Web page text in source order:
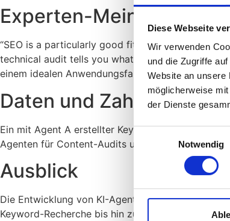
Diese Webseite
Wir verwenden
und die Zugriffe
Website an unsere
möglicherweise
der Dienste
Notwendig
Experten-Meinung
“SEO is a particularly good fit for AI agents
technical audit tells you what to fix before you
einem idealen Anwendungsfall für KI-Agenten,
Daten und Zahlen
Ein mit Agent A erstellter Keyword-Recherche-
Agenten für Content-Audits und -Optimierung
Ausblick
Die Entwicklung von KI-Agenten für SEO steht
Keyword-Recherche bis hin zum Reporting. Die